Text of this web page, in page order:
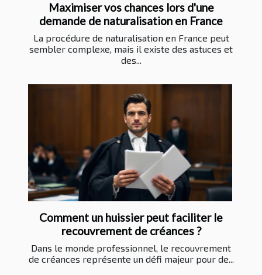
Maximiser vos chances lors d'une
demande de naturalisation en France
La procédure de naturalisation en France peut
sembler complexe, mais il existe des astuces et
des...
Comment un huissier peut faciliter le
recouvrement de créances ?
Dans le monde professionnel, le recouvrement
de créances représente un défi majeur pour de...